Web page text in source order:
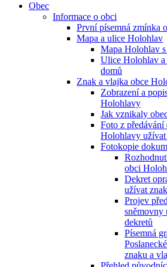
Obec
Informace o obci
První písemná zmínka
Mapa a ulice Holohlav
Mapa Holohlav
Ulice Holohlav
domů
Znak a vlajka obce
Zobrazení a
Holohlavy
Jak vznikaly
Foto z
Holohlavy
Fotokopie
obci
Dekret
užívat
Projev
sněmovny
dekretů
Písemná
znaku a